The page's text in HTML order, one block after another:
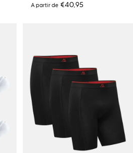
A partir de €40,95